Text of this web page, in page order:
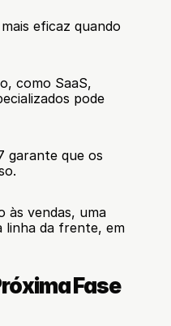
eficaz quando
como SaaS,
pode
garante que os
às vendas, uma
linha da frente, em
Fase